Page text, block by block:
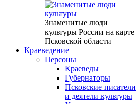
Знаменитые люди
культуры России на карте
Псковской области
Краеведение
Персоны
Краеведы
Губернаторы
Псковские писатели
и деятели культуры